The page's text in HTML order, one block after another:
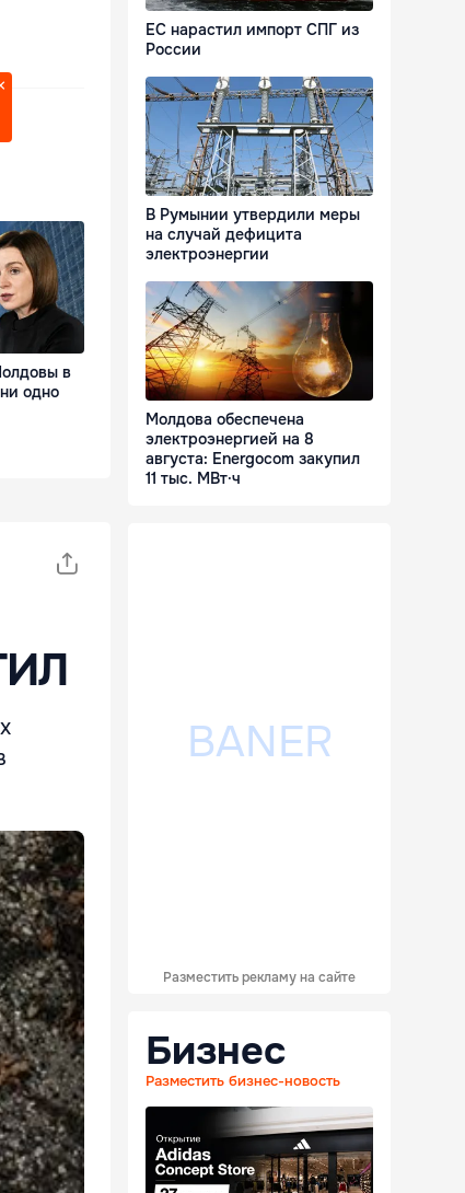
в
одно
ЕС нарастил импорт СПГ из
России
В Румынии утвердили меры
на случай дефицита
электроэнергии
Молдова обеспечена
электроэнергией на 8
августа: Energocom закупил
11 тыс. МВт·ч
Разместить рекламу на сайте
Бизнес
Разместить бизнес-новость